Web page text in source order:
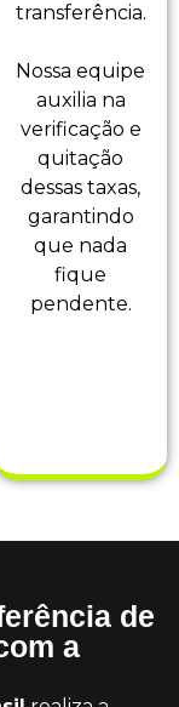
transferência.
Nossa equipe
auxilia na
verificação e
quitação
dessas taxas,
garantindo
que nada
fique
pendente.
de
a